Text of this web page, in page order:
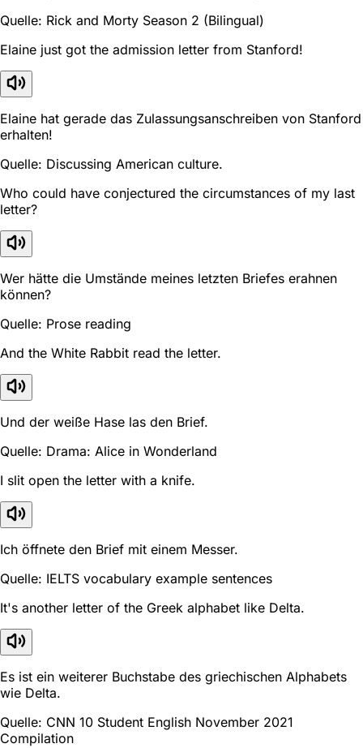
Quelle: Rick and Morty Season 2 (Bilingual)
Elaine just got the admission letter from Stanford!
Elaine hat gerade das Zulassungsanschreiben von Stanford
erhalten!
Quelle: Discussing American culture.
Who could have conjectured the circumstances of my last
letter?
Wer hätte die Umstände meines letzten Briefes erahnen
können?
Quelle: Prose reading
And the White Rabbit read the letter.
Und der weiße Hase las den Brief.
Quelle: Drama: Alice in Wonderland
I slit open the letter with a knife.
Ich öffnete den Brief mit einem Messer.
Quelle: IELTS vocabulary example sentences
It's another letter of the Greek alphabet like Delta.
Es ist ein weiterer Buchstabe des griechischen Alphabets
wie Delta.
Quelle: CNN 10 Student English November 2021
Compilation